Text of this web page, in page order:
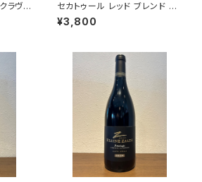
ラヴァ
セカトゥール レッド ブレンド 20
24 750ml A.A.バーデンホース
ト
¥3,800